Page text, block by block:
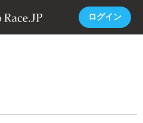
ログイン